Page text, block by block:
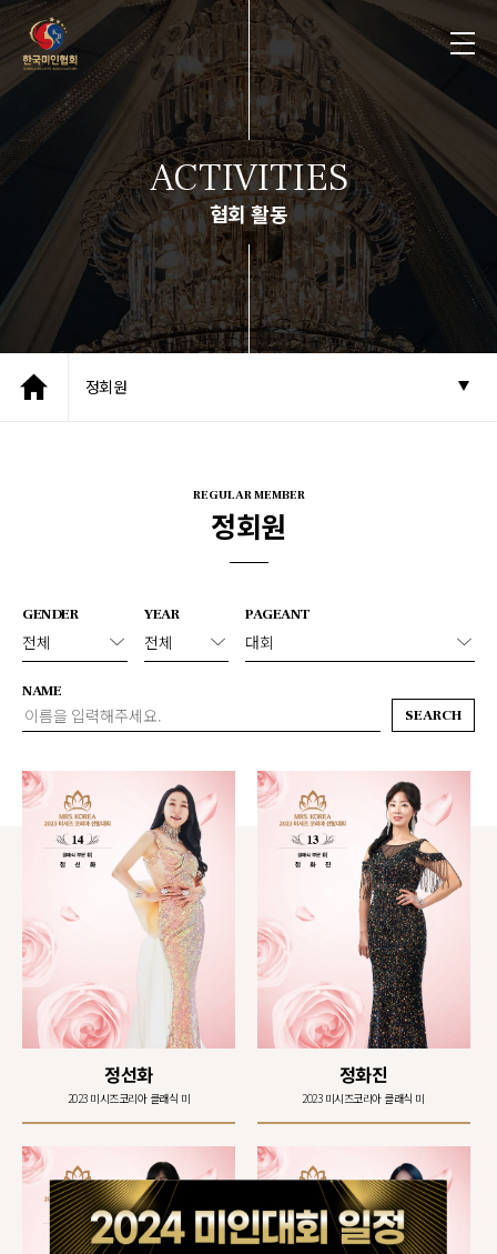
ACTIVITIES
협회 활동
정회원
REGULAR MEMBER
정회원
GENDER YEAR PAGEANT
NAME
SEARCH
정선화
2023 미시즈코리아 클래식 미
정화진
2023 미시즈코리아 클래식 미